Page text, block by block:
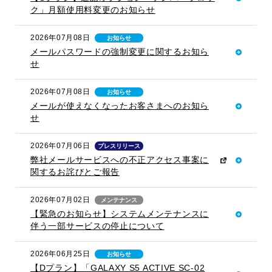
ク」月額使用料変更のお知らせ
2026年07月08日 お知らせ
メールパスワードの強制変更に関するお知ら
せ
2026年07月08日 お知らせ
メールが使えなくなったお客さまへのお知ら
せ
2026年07月06日 プレスリリース
弊社メールサービスへの不正アクセス事案に
関するお詫びとご報告
2026年07月02日 メンテナンス
【緊急のお知らせ】システムメンテナンスに
伴う一部サービスの停止について
2026年06月25日 お知らせ
【Dプラン】「GALAXY S5 ACTIVE SC-02